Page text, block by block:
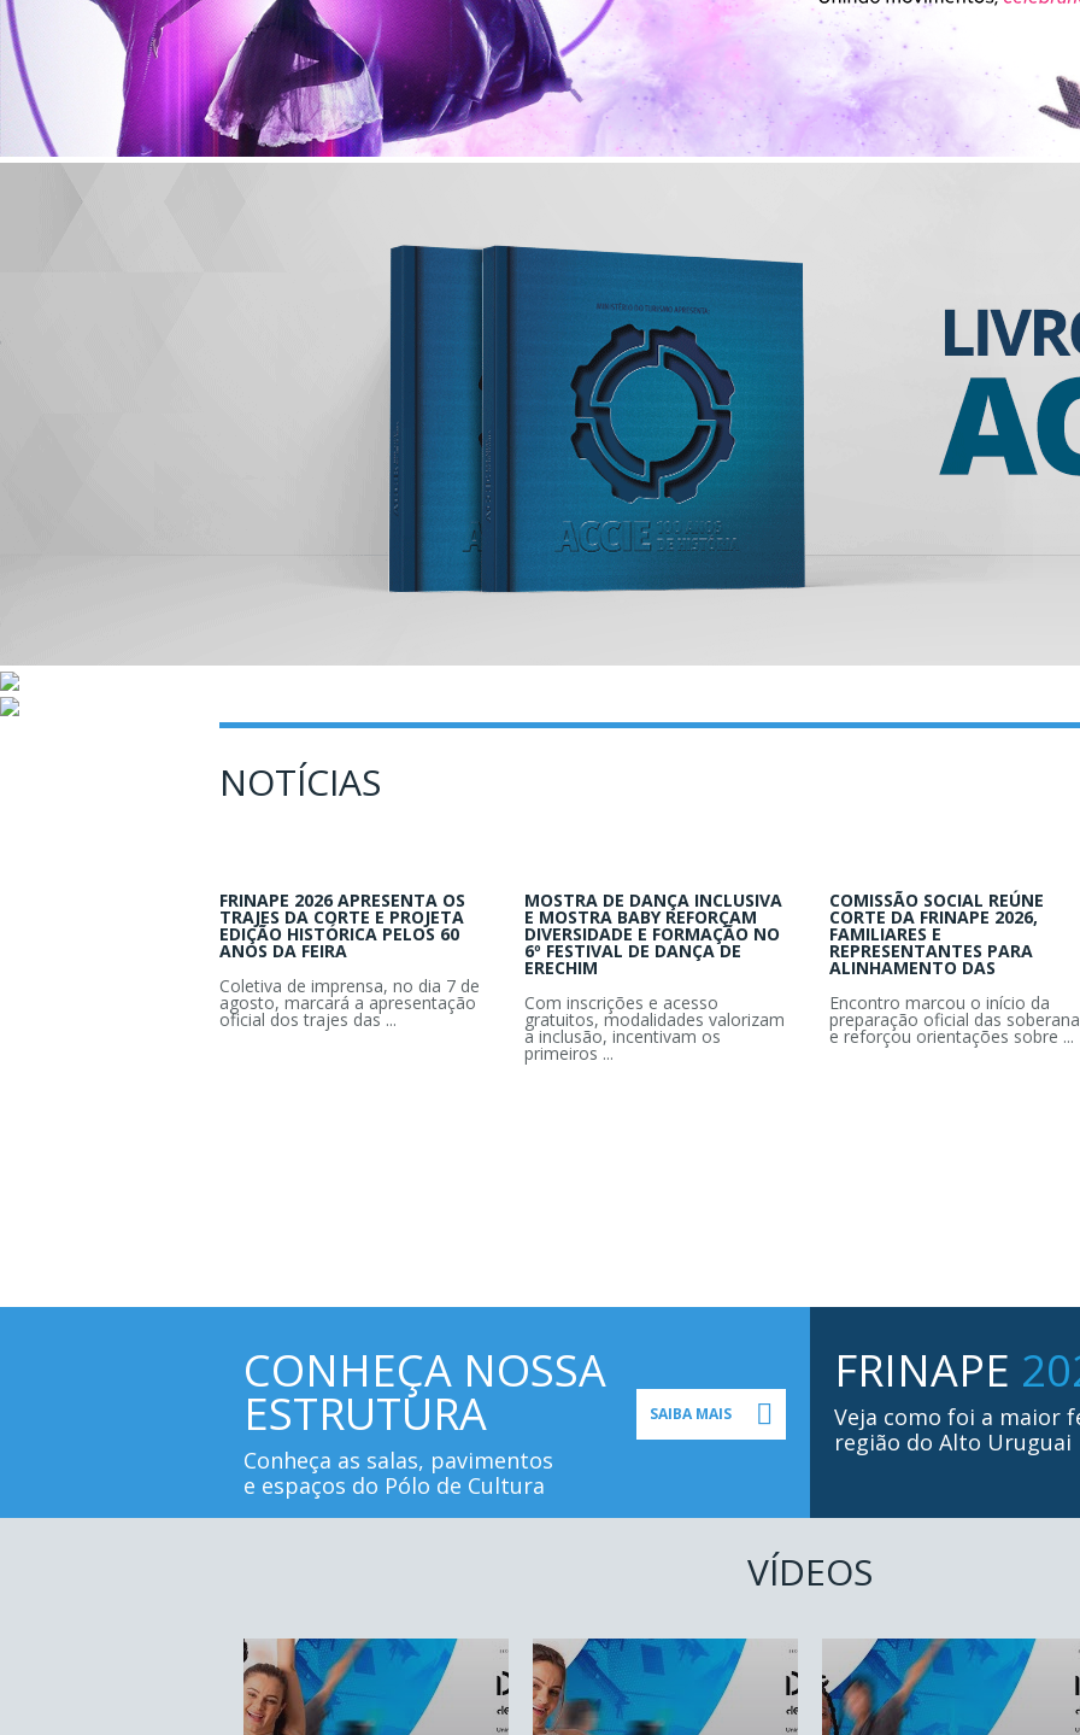
NOTÍCIAS
FRINAPE 2026 APRESENTA OS
TRAJES DA CORTE E PROJETA
EDIÇÃO HISTÓRICA PELOS 60
ANOS DA FEIRA
Coletiva de imprensa, no dia 7 de
agosto, marcará a apresentação
oficial dos trajes das ...
MOSTRA DE DANÇA INCLUSIVA
E MOSTRA BABY REFORÇAM
DIVERSIDADE E FORMAÇÃO NO
6º FESTIVAL DE DANÇA DE
ERECHIM
Com inscrições e acesso
gratuitos, modalidades valorizam
a inclusão, incentivam os
primeiros ...
COMISSÃO SOCIAL REÚNE
CORTE DA FRINAPE 2026,
FAMILIARES E
REPRESENTANTES PARA
ALINHAMENTO DAS
Encontro marcou o início da
preparação oficial das
e reforçou orientações sobre ...
CONHEÇA NOSSA
ESTRUTURA
Conheça as salas, pavimentos
e espaços do Pólo de Cultura
SAIBA MAIS
FRINAPE
Veja como foi a maior
região do Alto Uruguai
VÍDEOS